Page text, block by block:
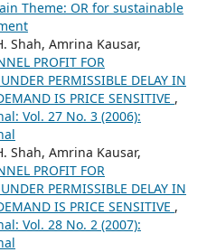
Theme: OR for sustainable
Shah, Amrina Kausar,
PROFIT FOR
PERMISSIBLE DELAY IN
IS PRICE SENSITIVE ,
Vol. 27 No. 3 (2006):
Shah, Amrina Kausar,
PROFIT FOR
PERMISSIBLE DELAY IN
IS PRICE SENSITIVE ,
Vol. 28 No. 2 (2007):